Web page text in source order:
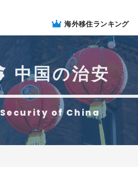
海外移住ランキング
中国の治安
Security of China